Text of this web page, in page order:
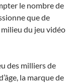
le nombre de
que de
du jeu vidéo
des milliers de
la marque de